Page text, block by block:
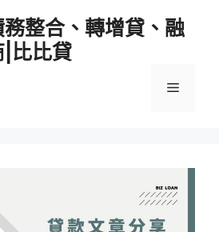
整合、轉增貸、融
|比比貸
選